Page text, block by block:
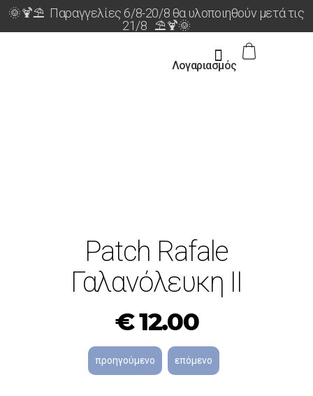
🌞🍹⛱️ Παραγγελίες 6/8-20/8 θα υλοποιηθούν μετά τις
21/8 ⛱️🍹🌞
Λογαριασμός
Patch Rafale
Γαλανόλευκη ΙΙ
€12.00